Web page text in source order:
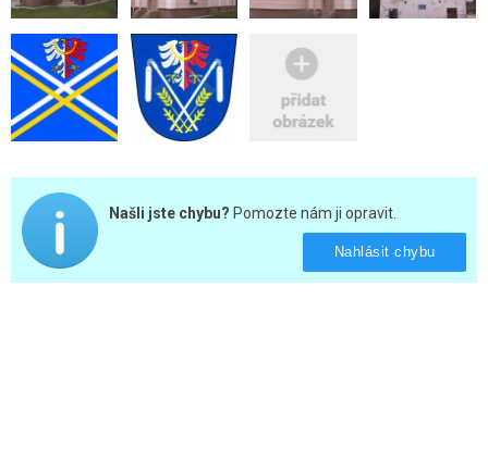
Našli jste chybu? Pomozte nám ji opravit.
Nahlásit chybu